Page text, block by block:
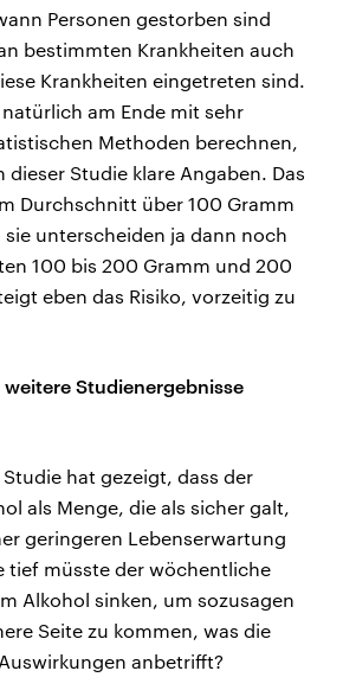
Personen gestorben sind
bestimmten Krankheiten auch
Krankheiten eingetreten sind.
am Ende mit sehr
Methoden berechnen,
dieser Studie klare Angaben. Das
Durchschnitt über 100 Gramm
unterscheiden ja dann noch
100 bis 200 Gramm und 200
eben das Risiko, vorzeitig zu
Studienergebnisse
Studie hat gezeigt, dass der
als Menge, die als sicher galt,
geringeren Lebenserwartung
tief müsste der wöchentliche
Alkohol sinken, um sozusagen
Seite zu kommen, was die
anbetrifft?